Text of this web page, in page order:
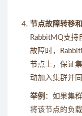
节点故障转移
RabbitMQ支持
故障时，
节点上，保证
动加入集群并同
举例 ：如果集
将该节点的负